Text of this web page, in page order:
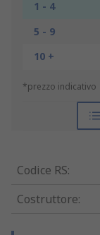
1 - 4
5 - 9
10 +
*prezzo indicativo
Codice RS:
Costruttore: